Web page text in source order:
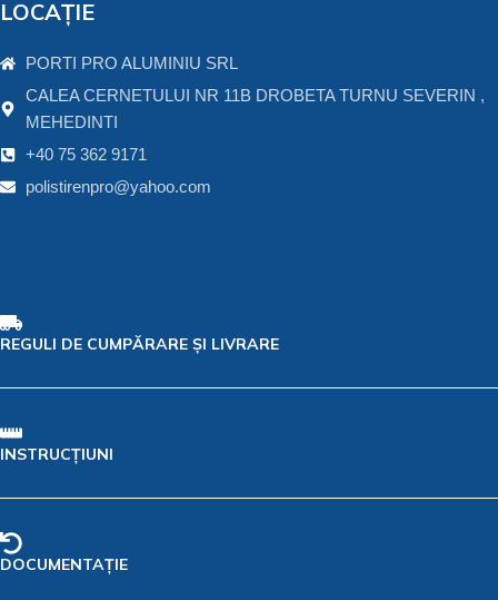
LOCAȚIE
PORTI PRO ALUMINIU SRL
CALEA CERNETULUI NR 11B DROBETA TURNU SEVERIN ,
MEHEDINTI
+40 75 362 9171
polistirenpro@yahoo.com
REGULI DE CUMPĂRARE ȘI LIVRARE
INSTRUCȚIUNI
DOCUMENTAȚIE